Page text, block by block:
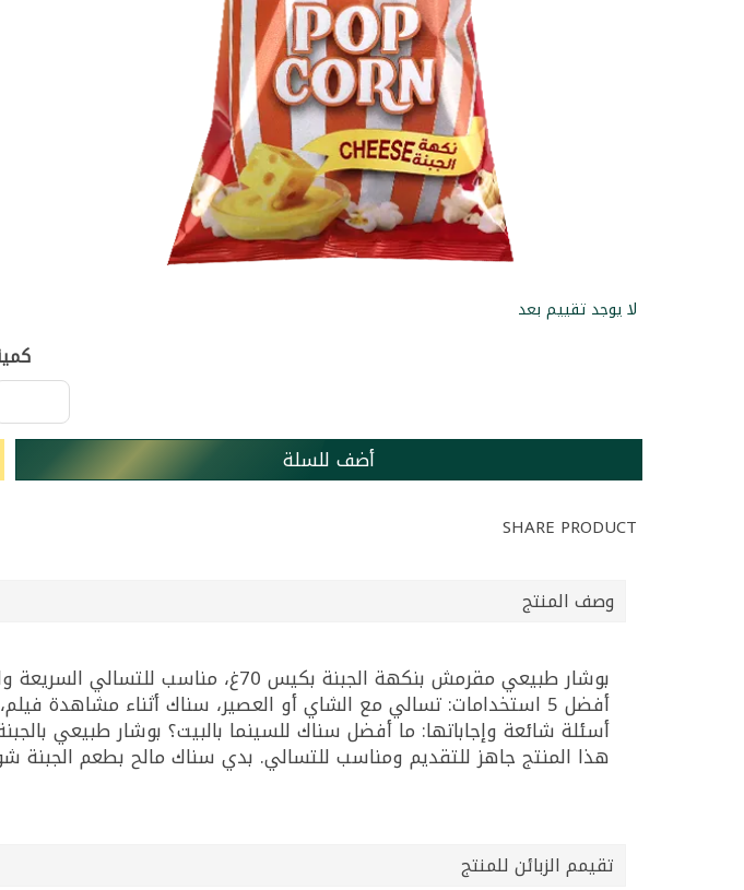
لا يوجد تقييم بعد
أضف للسلة
SHARE PRODUCT
وصف المنتج
بوشار طبيعي مقرمش بنكهة الجبنة بكيس 70غ، مناسب للتسالي السريعة ولجلسات العائلة والأصدقاء.
أفضل 5 استخدامات: تسالي مع الشاي أو العصير، سناك أثناء مشاهدة فيلم، ضيافة خفيفة وسريعة، للرحلات والطريق، سناك للعمل أو المدرسة.
هذا المنتج جاهز للتقديم ومناسب للتسالي. بدي سناك مالح بطعم الجبنة شو أختار؟
تقيمم الزبائن للمنتج